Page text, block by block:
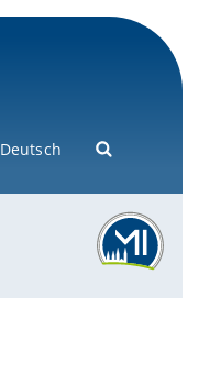
Deutsch